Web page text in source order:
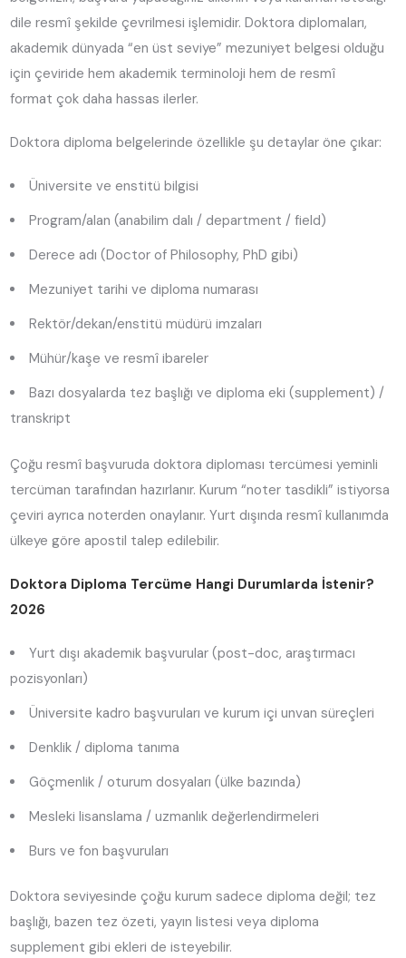
dile resmî şekilde çevrilmesi işlemidir. Doktora diplomaları,
akademik dünyada “en üst seviye” mezuniyet belgesi olduğu
için çeviride hem akademik terminoloji hem de resmî
format çok daha hassas ilerler.
Doktora diploma belgelerinde özellikle şu detaylar öne çıkar:
Üniversite ve enstitü bilgisi
Program/alan (anabilim dalı / department / field)
Derece adı (Doctor of Philosophy, PhD gibi)
Mezuniyet tarihi ve diploma numarası
Rektör/dekan/enstitü müdürü imzaları
Mühür/kaşe ve resmî ibareler
Bazı dosyalarda tez başlığı ve diploma eki (supplement) /
transkript
Çoğu resmî başvuruda doktora diploması tercümesi yeminli
tercüman tarafından hazırlanır. Kurum “noter tasdikli” istiyorsa
çeviri ayrıca noterden onaylanır. Yurt dışında resmî kullanımda
ülkeye göre apostil talep edilebilir.
Doktora Diploma Tercüme Hangi Durumlarda İstenir?
2026
Yurt dışı akademik başvurular (post-doc, araştırmacı
pozisyonları)
Üniversite kadro başvuruları ve kurum içi unvan süreçleri
Denklik / diploma tanıma
Göçmenlik / oturum dosyaları (ülke bazında)
Mesleki lisanslama / uzmanlık değerlendirmeleri
Burs ve fon başvuruları
Doktora seviyesinde çoğu kurum sadece diploma değil; tez
başlığı, bazen tez özeti, yayın listesi veya diploma
supplement gibi ekleri de isteyebilir.